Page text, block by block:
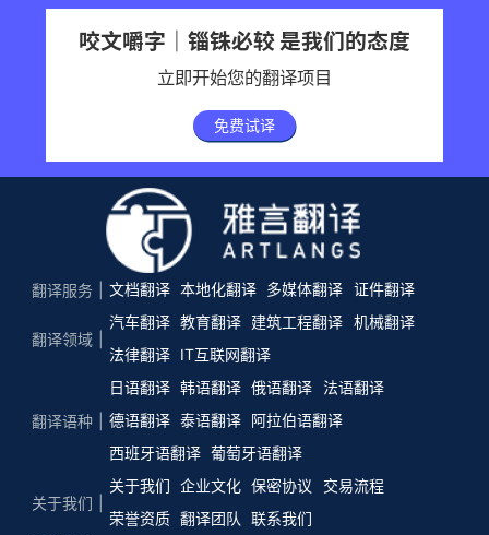
咬文嚼字｜锱铢必较 是我们的态度
立即开始您的翻译项目
免费试译
翻译服务 文档翻译 本地化翻译 多媒体翻译 证件翻译
翻译领域
汽车翻译 教育翻译 建筑工程翻译 机械翻译
法律翻译
IT互联网翻译
翻译语种
日语翻译 韩语翻译 俄语翻译
法语翻译
德语翻译 泰语翻译 阿拉伯语翻译
西班牙语翻译 葡萄牙语翻译
关于我们
关于我们 企业文化 保密协议
交易流程
荣誉资质 翻译团队
联系我们